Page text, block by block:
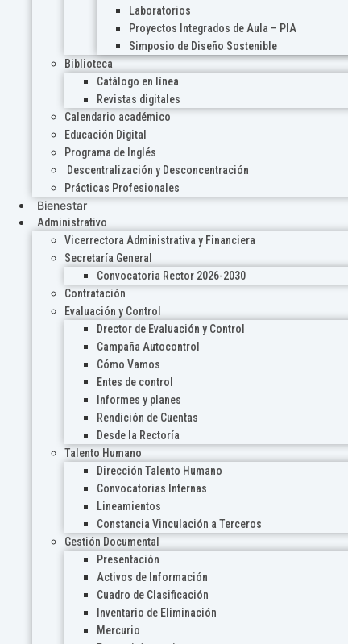
Laboratorios
Proyectos Integrados de Aula – PIA
Simposio de Diseño Sostenible
Biblioteca
Catálogo en línea
Revistas digitales
Calendario académico
Educación Digital
Programa de Inglés
Descentralización y Desconcentración
Prácticas Profesionales
Bienestar
Administrativo
Vicerrectora Administrativa y Financiera
Secretaría General
Convocatoria Rector 2026-2030
Contratación
Evaluación y Control
Drector de Evaluación y Control
Campaña Autocontrol
Cómo Vamos
Entes de control
Informes y planes
Rendición de Cuentas
Desde la Rectoría
Talento Humano
Dirección Talento Humano
Convocatorias Internas
Lineamientos
Constancia Vinculación a Terceros
Gestión Documental
Presentación
Activos de Información
Cuadro de Clasificación
Inventario de Eliminación
Mercurio